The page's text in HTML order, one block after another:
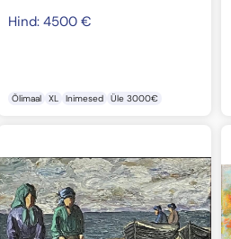
Hind: 4500 €
Õlimaal XL Inimesed Üle 3000€